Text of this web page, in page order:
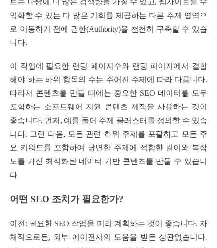
트는 나중에 더 많은 검색량을 가질 수 있고, 웹사이트를 수
익화할 수 있는 더 많은 기회를 제공하는 다른 주제 영역으
로 이동하기 전에 권한(Authority)을 천천히 구축할 수 있습
니다.
이 작업에 필요한 랜딩 페이지수와 랜딩 페이지에서 결합
해야 하는 하위 항목의 수는 주어진 주제에 따라 다릅니다.
따라서 콘텐츠를 만들 때에는 중요한 SEO 데이터를 모두
포함하는 소프트웨어 지원 콘텐츠 제작을 사용하는 것이
좋습니다. 먼저, 예를 들어 주제 클러스터를 정의할 수 있습
니다. 그런 다음, 모든 관련 하위 주제를 포괄하고 모든 주
요 키워드를 포함하여 당면한 주제에 적합한 길이와 복잡
도를 가진 최적화된 데이터 기반 콘텐츠를 만들 수 있습니
다.
어떤 SEO 조치가 필요한가?
이전: 필요한 SEO 작업을 미리 계획하는 것이 좋습니다. 자
체적으로든, 외부 에이전시의 도움을 받든 상관없습니다.